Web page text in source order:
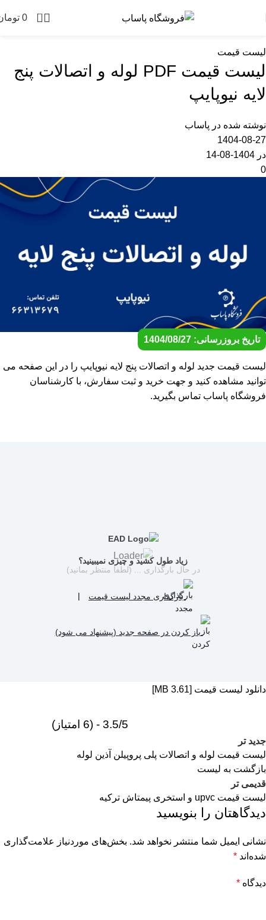
0
0
لیست قیمت
لیست قیمت PDF لوله و اتصالات پنج
لایه نیوپایپ
نوشته شده در پاساب
1404-08-27
در 1404-08-14
0
تاریخ بروزرسانی: 1404/08/27
لیست قیمت جدید لوله و اتصالات پنج لایه نیوپایپ را در این صفحه می
توانید مشاهده کنید و جهت خرید و ثبت سفارش، با کارشناسان
فروشگاه پاساب تماس بگیرید.
در حال بارگذاری ... (لطفا منتظر بمانید)
زیاد طول کشید و چیزی نمیبینید؟
بارگذاری مجدد لیست قیمت |
باز کردن در صفحه جدید (پیشنهاد می شود)
دانلود لیست قیمت [3.61 MB]
3.5/5 - (6 امتیاز)
جدید تر
لیست قیمت لوله و اتصالات پلی پروپیلن آذین لوله
بازگشت به لیست
قدیمی تر
لیست قیمت upvc و استخری پیمتاش ترکیه
دیدگاهتان را بنویسید
نشانی ایمیل شما منتشر نخواهد شد. بخش‌های موردنیاز علامت‌گذاری
شده‌اند *
دیدگاه *